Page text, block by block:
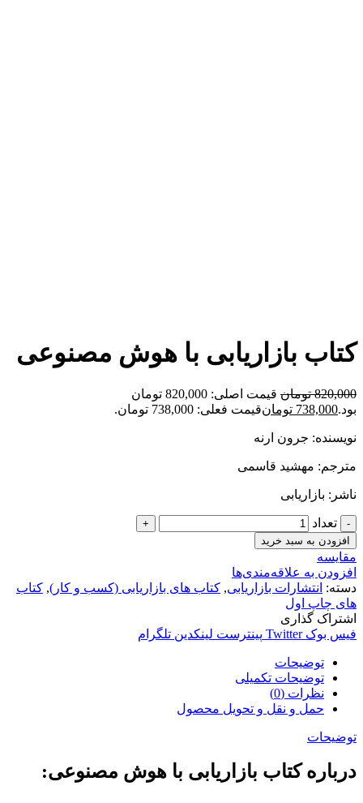
کتاب بازاریابی با هوش مصنوعی
820,000 تومان
قیمت اصلی: 820,000 تومان
بود.738,000 تومانقیمت فعلی: 738,000 تومان.
نویسنده: جرون ارنه
مترجم: مهشید قاسمی
ناشر: بازاریابی
تعداد
افزودن به سبد خرید
مقایسه
افزودن به علاقه‌مندی‌ها
دسته: انتشارات بازاریابی, کتاب های بازاریابی (کسب و کار), کتاب
های چاپ اول
اشتراک گذاری
فیس بوک Twitter پینترست لینکدین تلگرام
توضیحات
توضیحات تکمیلی
نظرات (0)
حمل و نقل و تحویل محصول
توضیحات
درباره کتاب بازاریابی با هوش مصنوعی: